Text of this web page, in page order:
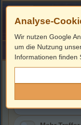
HOME Impressum
Analyse-
Wir nutzen Google
um die Nutzung
Informationen finden